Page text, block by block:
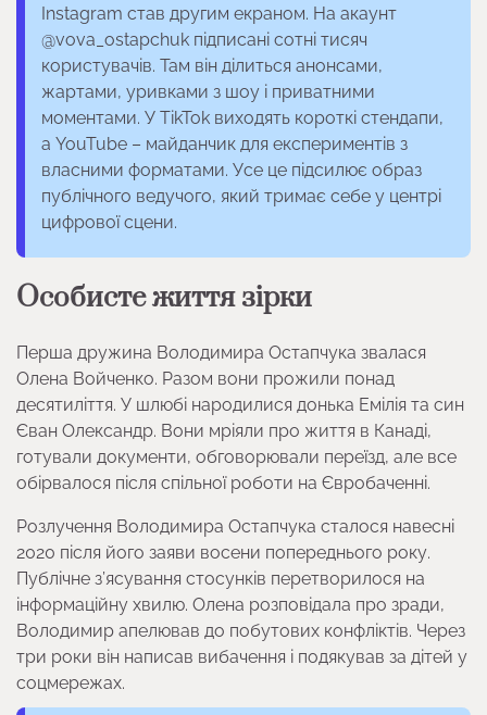
Instagram став другим екраном. На акаунт
@vova_ostapchuk підписані сотні тисяч
користувачів. Там він ділиться анонсами,
жартами, уривками з шоу і приватними
моментами. У TikTok виходять короткі стендапи,
а YouTube – майданчик для експериментів з
власними форматами. Усе це підсилює образ
публічного ведучого, який тримає себе у центрі
цифрової сцени.
Особисте життя зірки
Перша дружина Володимира Остапчука звалася
Олена Войченко. Разом вони прожили понад
десятиліття. У шлюбі народилися донька Емілія та син
Єван Олександр. Вони мріяли про життя в Канаді,
готували документи, обговорювали переїзд, але все
обірвалося після спільної роботи на Євробаченні.
Розлучення Володимира Остапчука сталося навесні
2020 після його заяви восени попереднього року.
Публічне з’ясування стосунків перетворилося на
інформаційну хвилю. Олена розповідала про зради,
Володимир апелював до побутових конфліктів. Через
три роки він написав вибачення і подякував за дітей у
соцмережах.